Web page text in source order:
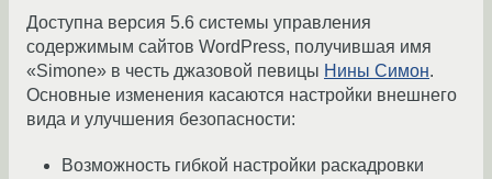
Доступна версия 5.6 системы управления
содержимым сайтов WordPress, получившая имя
«Simone» в честь джазовой певицы Нины Симон.
Основные изменения касаются настройки внешнего
вида и улучшения безопасности:
Возможность гибкой настройки раскадровки